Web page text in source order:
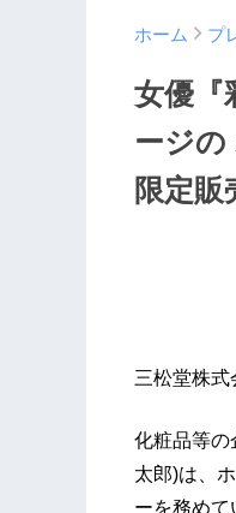
ホーム プ
女優『
ージ
限定販
三松堂株式
化粧品等の
太郎)は、
ーを務め